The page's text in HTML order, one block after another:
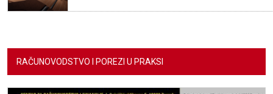
RAČUNOVODSTVO I POREZI U PRAKSI